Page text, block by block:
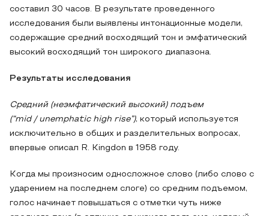
составил 30 часов. В результате проведенного
исследования были выявлены интонационные модели,
содержащие средний восходящий тон и эмфатический
высокий восходящий тон широкого диапазона.
Результаты исследования
Средний (неэмфатический высокий) подъем
(“mid/ unemphatic high rise”), который используется
исключительно в общих и разделительных вопросах,
впервые описал R. Kingdon в 1958 году.
Когда мы произносим односложное слово (либо слово с
ударением на последнем слоге) со средним подъемом,
голос начинает повышаться с отметки чуть ниже